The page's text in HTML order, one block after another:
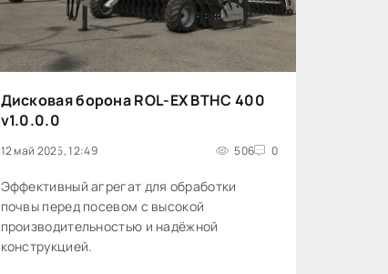
Дисковая борона ROL-EX BTHC 400
v1.0.0.0
12 май 2025, 12:49 506 0
Эффективный агрегат для обработки
почвы перед посевом с высокой
производительностью и надёжной
конструкцией.